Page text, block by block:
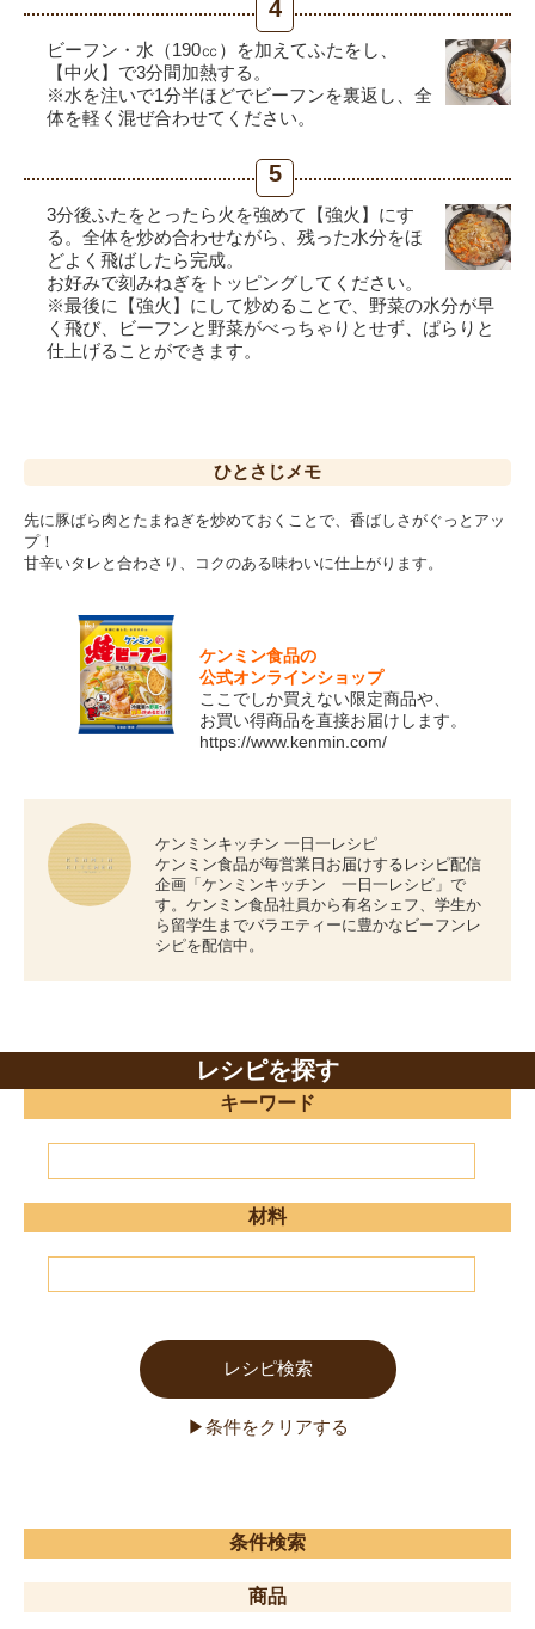
4
ビーフン・水（190㏄）を加えてふたをし、
【中火】で3分間加熱する。
※水を注いで1分半ほどでビーフンを裏返し、全
体を軽く混ぜ合わせてください。
5
3分後ふたをとったら火を強めて【強火】にす
る。全体を炒め合わせながら、残った水分をほ
どよく飛ばしたら完成。
お好みで刻みねぎをトッピングしてください。
※最後に【強火】にして炒めることで、野菜の水分が早
く飛び、ビーフンと野菜がべっちゃりとせず、ぱらりと
仕上げることができます。
ひとさじ メモ
先に豚ばら肉とたまねぎを炒めておくことで、香ばしさがぐっとアッ
プ！
甘辛いタレと合わさり、コクのある味わいに仕上がります。
ケンミン食品の
公式オンラインショップ
ここでしか買えない限定商品や、
お買い得商品を直接お届けします。
https://www.kenmin.com/
ケンミンキッチン 一日一レシピ
ケンミン食品が毎営業日お届けするレシピ配信
企画「ケンミンキッチン 一日一レシピ」で
す。ケンミン食品社員から有名シェフ、学生か
ら留学生までバラエティーに豊かなビーフンレ
シピを配信中。
レシピを探す
キーワード
材料
条件検索
商品